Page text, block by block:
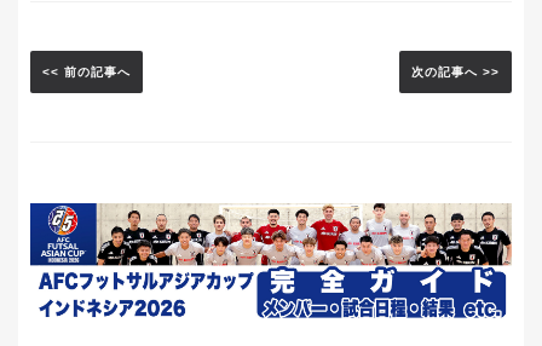
<< 前の記事へ 次の記事へ >>